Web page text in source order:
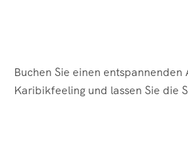
Buchen Sie einen entspannenden
Karibikfeeling und lassen Sie die